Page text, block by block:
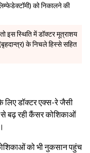
को निकालने की
इस स्थिति में डॉक्टर मूत्राशय
के निचले हिस्से सहित
लिए डॉक्टर एक्स-रे जैसी
से बढ़ रही कैंसर कोशिकाओं
को भी नुकसान पहुंच